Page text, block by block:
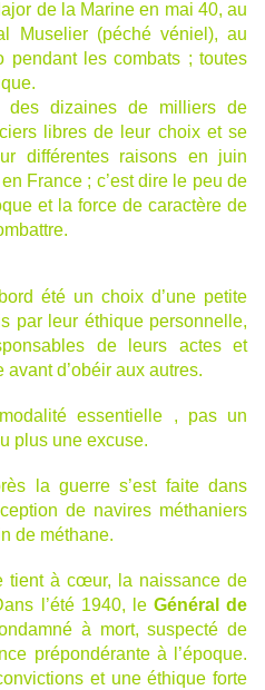
de la Marine en mai 40, au
Muselier (péché véniel), au
pendant les combats ; toutes
des dizaines de milliers de
libres de leur choix et se
différentes raisons en juin
France ; c’est dire le peu de
et la force de caractère de
été un choix d’une petite
par leur éthique personnelle,
de leurs actes et
d’obéir aux autres.
essentielle , pas un
plus une excuse.
la guerre s’est faite dans
de navires méthaniers
de méthane.
tient à cœur, la naissance de
l’été 1940, le Général de
à mort, suspecté de
prépondérante à l’époque.
et une éthique forte